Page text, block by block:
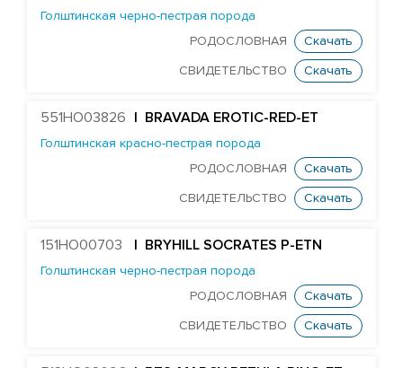
STANTONS SNOWMAN EA COLTON-ET
TJR DIRECTOR CONTROLLER-ET
EDG UNO DAREDEVIL 8369-ET
TJR DUKE DAWSON-ET
MR SUPERHERO DEDICATE-ET
MR OAK DELCO 57279-ET
Farnear Delta-Beta 241-ET
Голштинская черно-пестрая порода
РОДОСЛОВНАЯ
Скачать
СВИДЕТЕЛЬСТВО Скачать
551HO03826 | BRAVADA EROTIC-RED-ET
Голштинская красно-пестрая порода
РОДОСЛОВНАЯ
Скачать
СВИДЕТЕЛЬСТВО Скачать
151HO00703 | BRYHILL SOCRATES P-ETN
Голштинская черно-пестрая порода
РОДОСЛОВНАЯ
Скачать
СВИДЕТЕЛЬСТВО Скачать